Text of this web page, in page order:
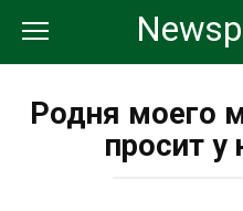
контенту
Родня моего
просит у